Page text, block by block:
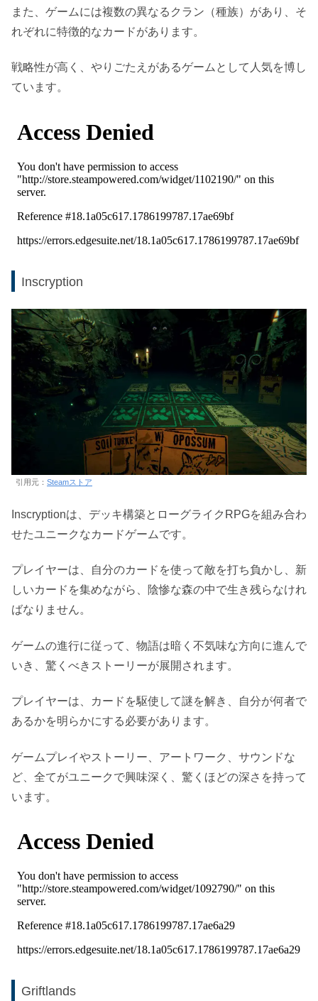
また、ゲームには複数の異なるクラン（種族）があり、そ
れぞれに特徴的なカードがあります。
戦略性が高く、やりごたえがあるゲームとして人気を博し
ています。
Inscryption
引用元： Steamストア
Inscryptionは、デッキ構築とローグライクRPGを組み合わ
せたユニークなカードゲームです。
プレイヤーは、自分のカードを使って敵を打ち負かし、新
しいカードを集めながら、陰惨な森の中で生き残らなけれ
ばなりません。
ゲームの進行に従って、物語は暗く不気味な方向に進んで
いき、驚くべきストーリーが展開されます。
プレイヤーは、カードを駆使して謎を解き、自分が何者で
あるかを明らかにする必要があります。
ゲームプレイやストーリー、アートワーク、サウンドな
ど、全てがユニークで興味深く、驚くほどの深さを持って
います。
Griftlands